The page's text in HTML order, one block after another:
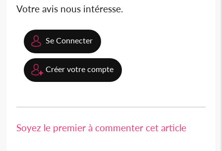
Votre avis nous intéresse.
Se Connecter
Créer votre compte
Soyez le premier à commenter cet article